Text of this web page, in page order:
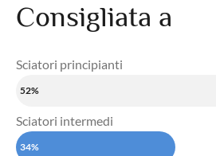
Consigliata a
Sciatori principianti
52%
Sciatori intermedi
34%